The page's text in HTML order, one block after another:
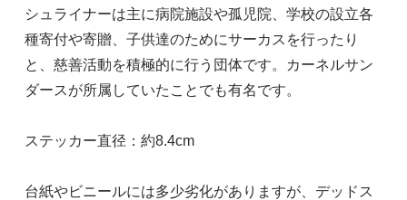
シュライナーは主に病院施設や孤児院、学校の設立各
種寄付や寄贈、子供達のためにサーカスを行ったり
と、慈善活動を積極的に行う団体です。カーネルサン
ダースが所属していたことでも有名です。
ステッカー直径：約8.4cm
台紙やビニールには多少劣化がありますが、デッドス